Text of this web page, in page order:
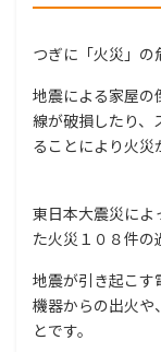
つぎに「火災」の
地震による家屋の
線が破損したり、
ることにより火災
東日本大震災によ
た火災１０８件の
地震が引き起こす
機器からの出火や
とです。